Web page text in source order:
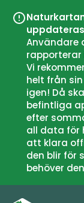
Användare
Vi
helt från
igen! Då
befintliga
efter
all data för
att klara
den blir för
behöver